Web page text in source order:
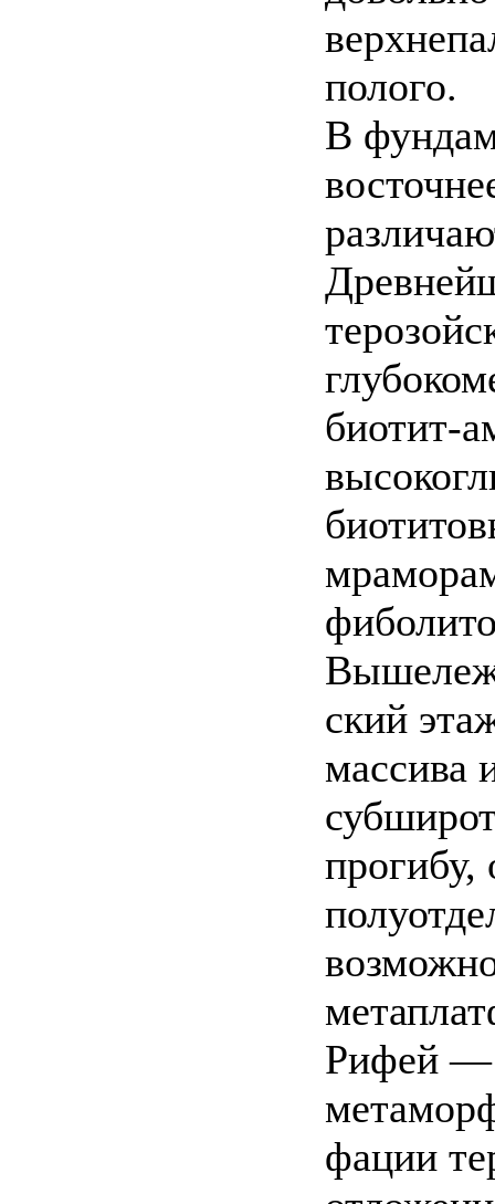
полого.
В
биотит-
ский
массива
Рифей —
фации